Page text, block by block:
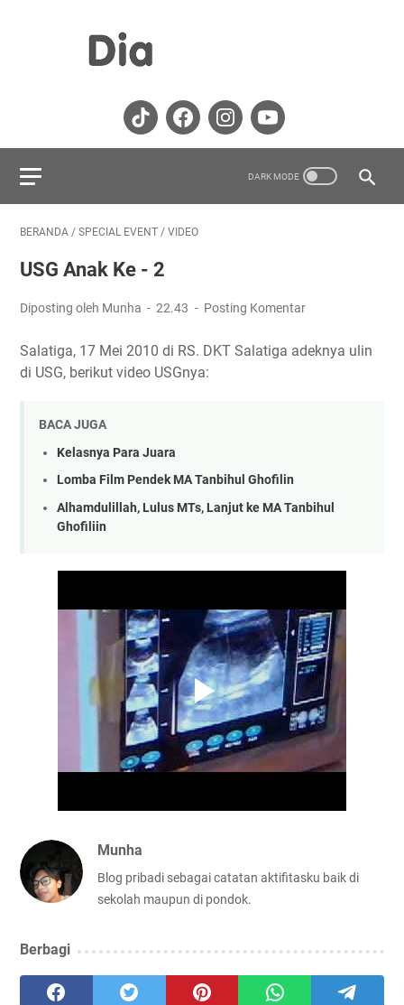
BERANDA / SPECIAL EVENT / VIDEO
USG Anak Ke - 2
Diposting oleh Munha 22.43 Posting Komentar
Salatiga, 17 Mei 2010 di RS. DKT Salatiga adeknya ulin
di USG, berikut video USGnya:
BACA JUGA
Kelasnya Para Juara
Lomba Film Pendek MA Tanbihul Ghofilin
Alhamdulillah, Lulus MTs, Lanjut ke MA Tanbihul
Ghofiliin
Munha
Blog pribadi sebagai catatan aktifitasku baik di
sekolah maupun di pondok.
Berbagi